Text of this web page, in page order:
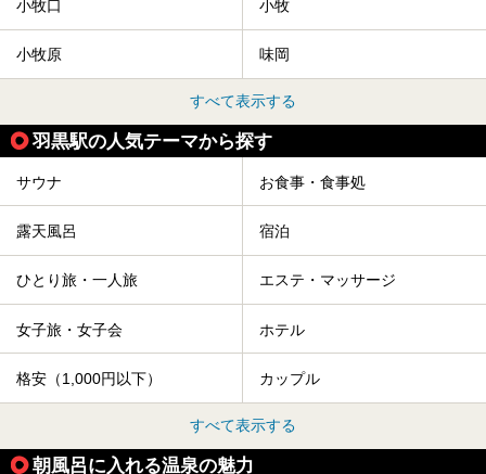
小牧口 小牧
小牧原 味岡
すべて表示する
羽黒駅の人気テーマから探す
サウナ お食事・食事処
露天風呂 宿泊
ひとり旅・一人旅 エステ・マッサージ
女子旅・女子会 ホテル
格安（1,000円以下） カップル
すべて表示する
朝風呂に入れる温泉の魅力